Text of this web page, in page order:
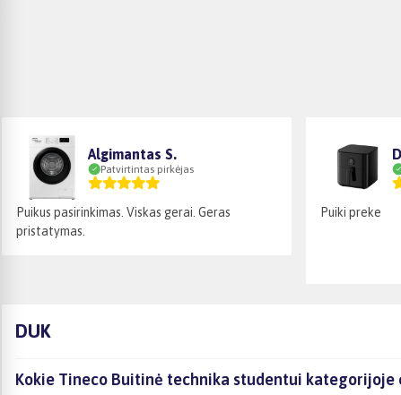
Algimantas S.
Patvirtintas pirkėjas
Puikus pasirinkimas. Viskas gerai. Geras
pristatymas.
Puiki preke
DUK
Kokie Tineco Buitinė technika studentui